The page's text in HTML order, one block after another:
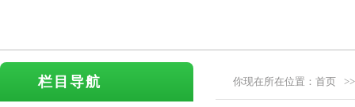
栏目导航 你现在所在位置： 首页 >>